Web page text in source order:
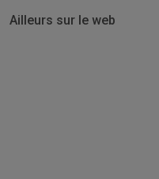
Ailleurs sur le web